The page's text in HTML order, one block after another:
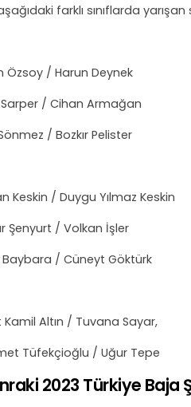
farklı sınıflarda
Özsoy / Harun Deynek
/ Cihan Armağan
/ Bozkır Pelister
Keskin / Duygu Yılmaz Keskin
Şenyurt / Volkan İşler
/ Cüneyt Göktürk
Kamil Altın / Tuvana Sayar,
Tüfekçioğlu / Uğur Tepe
2023 Türkiye Baja